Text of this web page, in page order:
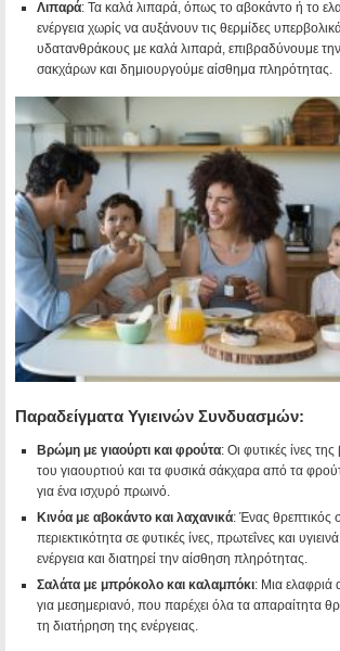
Λιπαρά: Τα καλά λιπαρά, όπως το αβοκάντο ή το
ενέργεια χωρίς να αυξάνουν τις θερμίδες
υδατανθράκους με καλά λιπαρά, επιβραδύνουμε
σακχάρων και δημιουργούμε αίσθημα πληρότητας.
Παραδείγματα Υγιεινών Συνδυασμών:
Βρώμη με γιαούρτι και φρούτα: Οι φυτικές ίνες
του γιαουρτιού και τα φυσικά σάκχαρα από τα
για ένα ισχυρό πρωινό.
Κινόα με αβοκάντο και λαχανικά: Ένας
περιεκτικότητα σε φυτικές ίνες, πρωτεΐνες και
ενέργεια και διατηρεί την αίσθηση πληρότητας.
Σαλάτα με μπρόκολο και καλαμπόκι: Μια ελαφριά
για μεσημεριανό, που παρέχει όλα τα απαραίτητα
τη διατήρηση της ενέργειας.